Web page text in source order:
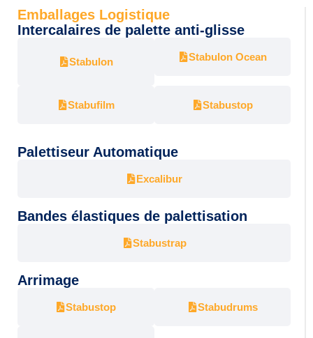
Emballages Logistique
Intercalaires de palette anti-glisse
Stabulon Stabulon Ocean
Stabufilm Stabustop
Palettiseur Automatique
Excalibur
Bandes élastiques de palettisation
Stabustrap
Arrimage
Stabustop Stabudrums